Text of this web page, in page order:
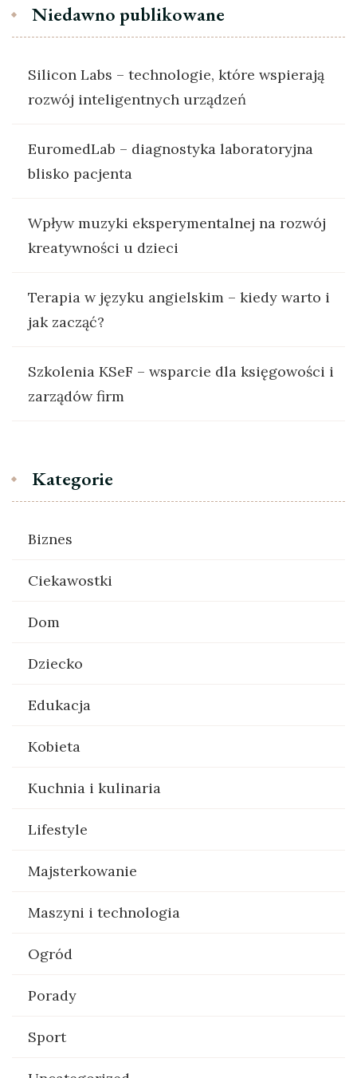
Niedawno publikowane
Silicon Labs – technologie, które wspierają
rozwój inteligentnych urządzeń
EuromedLab – diagnostyka laboratoryjna
blisko pacjenta
Wpływ muzyki eksperymentalnej na rozwój
kreatywności u dzieci
Terapia w języku angielskim – kiedy warto i
jak zacząć?
Szkolenia KSeF – wsparcie dla księgowości i
zarządów firm
Kategorie
Biznes
Ciekawostki
Dom
Dziecko
Edukacja
Kobieta
Kuchnia i kulinaria
Lifestyle
Majsterkowanie
Maszyni i technologia
Ogród
Porady
Sport